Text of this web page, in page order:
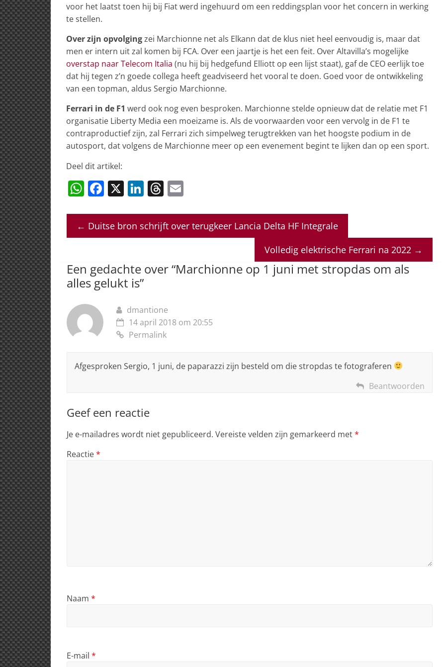
voor het laatst toen hij bij Fiat werd ingehuurd om een reddingsplan voor het concern in werking
te stellen.
Over zijn opvolgingzei Marchionne net als Elkann dat de klus niet heel eenvoudig is, maar dat
men er intern uit zal komen bij FCA. Over een jaartje is het een feit. Over Altavilla’s mogelijke
overstap naar Telecom Italia (nu hij bij hedgefund Elliott op een lijst staat), gaf de CEO eerlijk toe
dat hij tegen z’n goede collega heeft geadviseerd het vooral te doen. Goed voor de ontwikkeling
van een topman, aldus Sergio Marchionne.
Ferrari in de F1 werd ook nog even besproken. Marchionne stelde opnieuw dat de relatie met F1
organisatie Liberty Media een moeizame is. Als de voorwaarden voor een vervolg in de F1 te
contraproductief zijn, zal Ferrari zich simpelweg terugtrekken van het hoogste podium in de
autosport, dat volgens de Marchionne meer op een evenement begint te lijken dan op een sport.
Deel dit artikel:
W
at
s
p
p
F
c
e
o
o
X Li
k
e
n
T
re
a
s
ai
l
← Duitse bron schrijft over terugkeer Lancia Delta HF Integrale
Volledig elektrische Ferrari na 2022 →
Een gedachte over “Marchionne op 1 juni met stropdas om als
alles gelukt is”
dmantione
14 april 2018 om 20:55
Permalink
Afgesproken Sergio, 1 juni, de paparazzi zijn besteld om die stropdas te fotograferen
Beantwoorden
Geef een reactie
Je e-mailadres wordt niet gepubliceerd. Vereiste velden zijn gemarkeerd met*
Reactie*
Naam *
E-mail *